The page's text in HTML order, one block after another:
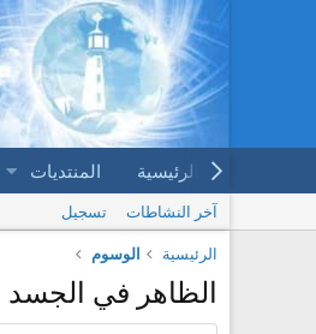
الرئيسية المنتديات
آخر النشاطات
تسجيل
الرئيسية
الوسوم
الظاهر في الجسد